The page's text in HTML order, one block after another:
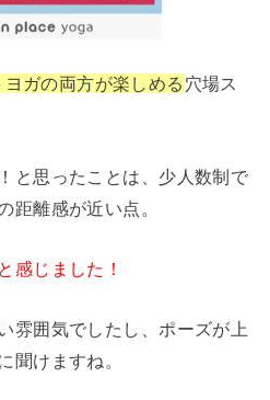
ガの両方が楽しめる 穴場ス
と思ったことは、少人数制で
距離感が近い点。
感じました！
雰囲気でしたし、ポーズが上
聞けますね。